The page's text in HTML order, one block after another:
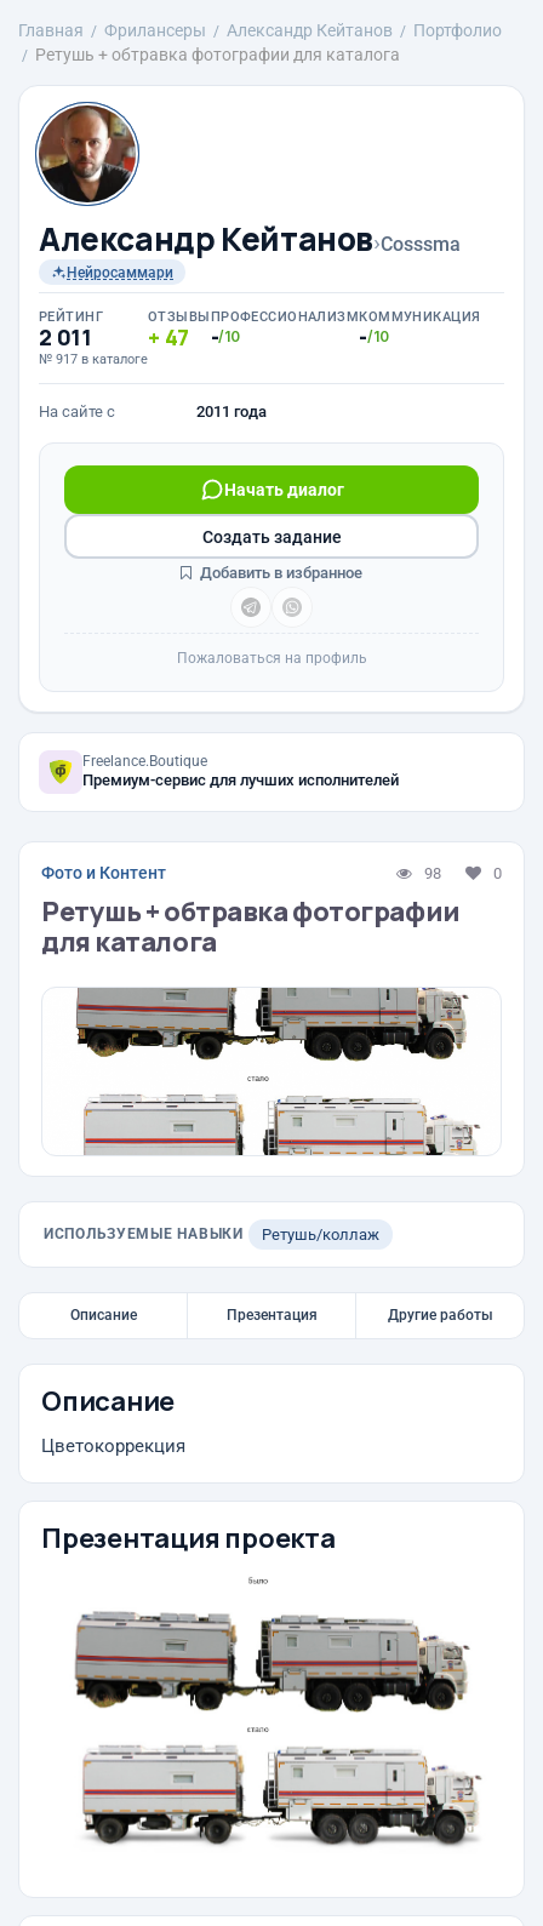
Главная Фрилансеры Александр Кейтанов
Портфолио
Ретушь + обтравка фотографии для каталога
Александр Кейтанов›Cosssma
Нейросаммари
РЕЙТИНГ
2 011
№ 917 в каталоге
ОТЗЫВЫ
47
ПРОФЕССИОНАЛИЗМ
-/10
КОММУНИКАЦИЯ
-/10
На сайте с 2011 года
Начать диалог
Создать задание
Добавить в избранное
Пожаловаться на профиль
Freelance.Boutique
Премиум-сервис для лучших исполнителей
Фото и Контент 98 0
Ретушь + обтравка фотографии
для каталога
ИСПОЛЬЗУЕМЫЕ НАВЫКИ Ретушь/коллаж
Описание Презентация Другие работы
Описание
Цветокоррекция
Презентация проекта